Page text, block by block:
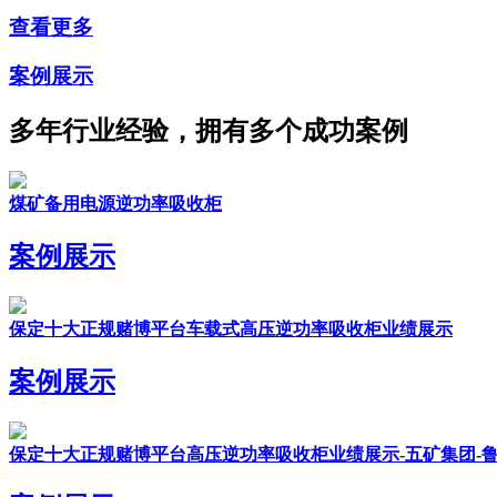
查看更多
案例展示
多年行业经验，拥有多个成功案例
煤矿备用电源逆功率吸收柜
案例展示
保定十大正规赌博平台车载式高压逆功率吸收柜业绩展示
案例展示
保定十大正规赌博平台高压逆功率吸收柜业绩展示-五矿集团-